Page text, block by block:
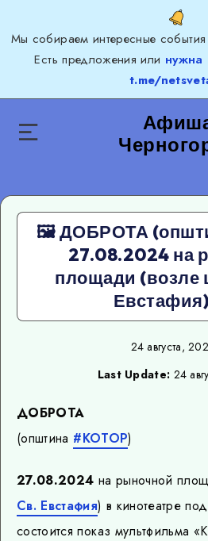
Мы собираем интересные
Есть предложения или нужна
t.me/
🖼 ДОБРОТА
27.08.2024 на
площади (возле
24 августа,
Last Update: 24
ДОБРОТА
(општина #КОТОР)
27.08.2024 на рыночной
Св. Евстафия) в кинотеатре
состоится показ мультфильма